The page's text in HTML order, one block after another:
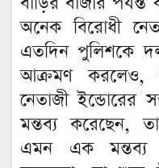
অনেক বিরোধী
এতদিন পুলিশকে
আক্রমণ করলেও,
নেতাজী ইন্ডোরের
মন্তব্য করেছেন,
এমন এক মন্তব্য